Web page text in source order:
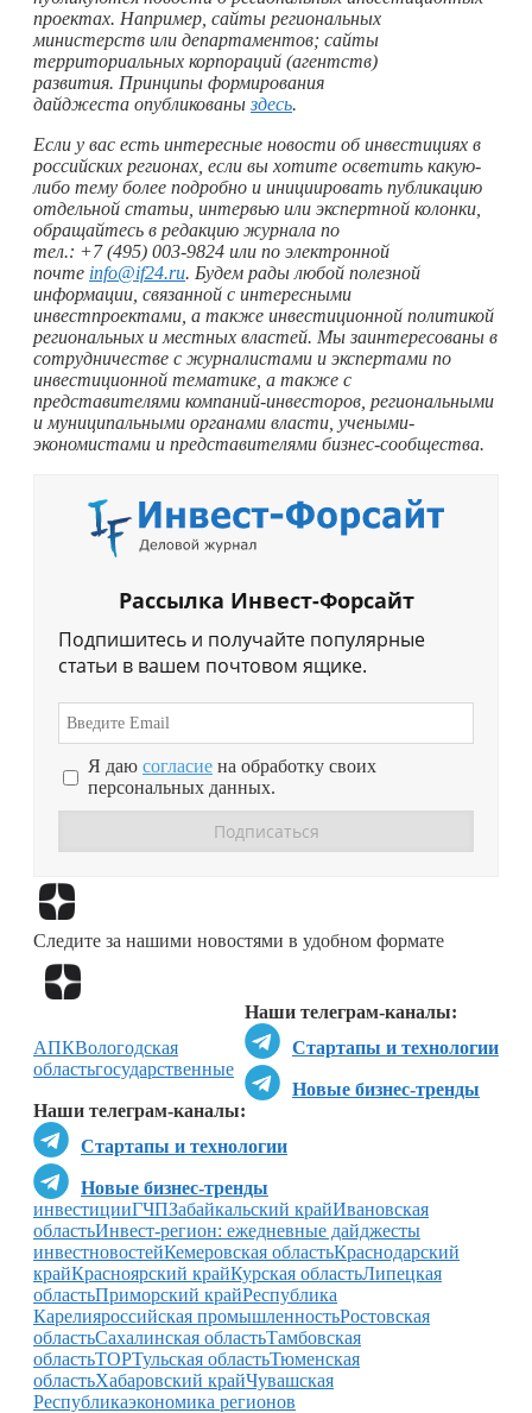
проектах. Например, сайты региональных
министерств или департаментов; сайты
территориальных корпораций (агентств)
развития. Принципы формирования
дайджеста опубликованы здесь.
Если у вас есть интересные новости об инвестициях в
российских регионах, если вы хотите осветить какую-
либо тему более подробно и инициировать публикацию
отдельной статьи, интервью или экспертной колонки,
обращайтесь в редакцию журнала по
тел.: +7 (495) 003‑9824 или по электронной
почте info@if24.ru. Будем рады любой полезной
информации, связанной с интересными
инвестпроектами, а также инвестиционной политикой
региональных и местных властей. Мы заинтересованы в
сотрудничестве с журналистами и экспертами по
инвестиционной тематике, а также с
представителями компаний-инвесторов, региональными
и муниципальными органами власти, учеными-
экономистами и представителями бизнес-сообщества.
Рассылка Инвест-Форсайт
Подпишитесь и получайте популярные
статьи в вашем почтовом ящике.
Я даю согласие на обработку своих
персональных данных.
Следите за нашими новостями в удобном формате
Наши телеграм-каналы:
Стартапы и технологии
Новые бизнес-тренды
Наши телеграм-каналы:
Стартапы и технологии
Новые бизнес-тренды
АПКВологодская
областьгосударственные
инвестицииГЧПЗабайкальский крайИвановская
областьИнвест-регион: ежедневные дайджесты
инвестновостейКемеровская областьКраснодарский
крайКрасноярский крайКурская областьЛипецкая
областьПриморский крайРеспублика
Карелияроссийская промышленностьРостовская
областьСахалинская областьТамбовская
областьТОРТульская областьТюменская
областьХабаровский крайЧувашская
Республикаэкономика регионов